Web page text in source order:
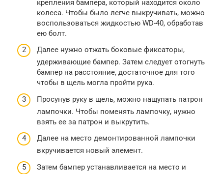
крепления бампера, который находится около
колеса. Чтобы было легче выкручивать, можно
воспользоваться жидкостью WD-40, обработав
ею болт.
Далее нужно отжать боковые фиксаторы,
удерживающие бампер. Затем следует отогнуть
бампер на расстояние, достаточное для того
чтобы в щель могла пройти рука.
Просунув руку в щель, можно нащупать патрон
лампочки. Чтобы поменять лампочку, нужно
взять ее за патрон и выкрутить.
Далее на место демонтированной лампочки
вкручивается новый элемент.
Затем бампер устанавливается на место и